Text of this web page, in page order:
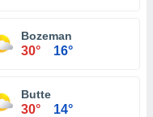
Bozeman
30° 16°
Airport
Butte
30° 14°